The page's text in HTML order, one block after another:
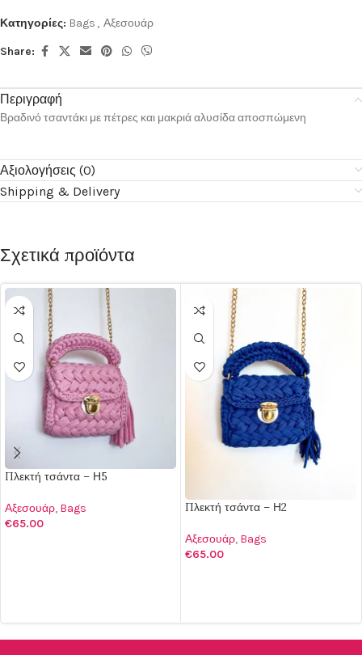
Κατηγορίες: Bags , Αξεσουάρ
Share:
Περιγραφή
Βραδινό τσαντάκι με πέτρες και μακριά αλυσίδα αποσπώμενη
Αξιολογήσεις (0)
Shipping & Delivery
Σχετικά προϊόντα
Πλεκτή τσάντα – Η5
Αξεσουάρ, Bags
€65.00
Πλεκτή τσάντα – Η2
Αξεσουάρ, Bags
€65.00